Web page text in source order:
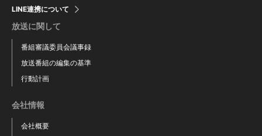
LINE連携について
放送に関して
番組審議委員会議事録
放送番組の編集の基準
行動計画
会社情報
会社概要